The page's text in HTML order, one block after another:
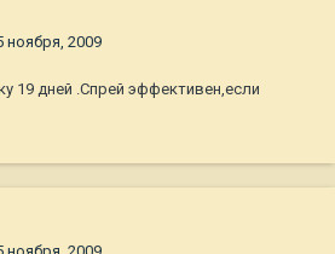
ноября, 2009
19 дней .Спрей эффективен,если